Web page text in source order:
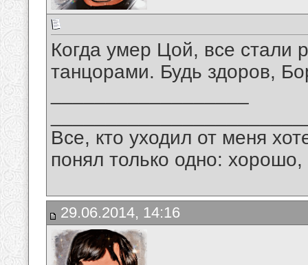
Когда умер Цой, все
танцорами. Будь здоров,
Все, кто уходил от меня
понял только одно:
29.06.2014, 14:16